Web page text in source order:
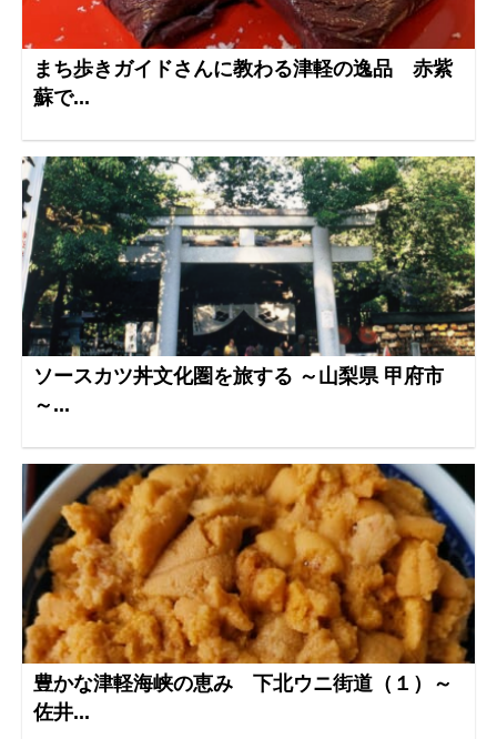
まち歩きガイドさんに教わる津軽の逸品 赤紫
蘇で...
ソースカツ丼文化圏を旅する ～山梨県 甲府市
～...
豊かな津軽海峡の恵み 下北ウニ街道（１）～
佐井...